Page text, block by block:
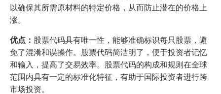
以确保其所需原材料的特定价格，从而防止潜在的价格上
涨。
优点： 股票代码具有唯一性，能够准确标识每只股票，避
免了混淆和误操作。股票代码简洁明了，便于投资者记忆
和输入，提高了交易效率。股票代码的构成和规则在全球
范围内具有一定的标准化特征，有助于国际投资者进行跨
市场投资。